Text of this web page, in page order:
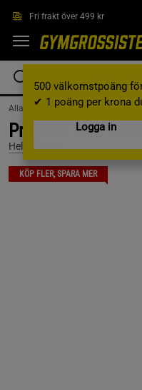
Fri frakt över 499 kr
500 välkomstpoäng
✔ 1 poäng per krona
Logga in
AllaVarumärken /Helhetshälsa
Propolis EKO 100
Helhetshälsa
KÖP FLER, SPARA MER